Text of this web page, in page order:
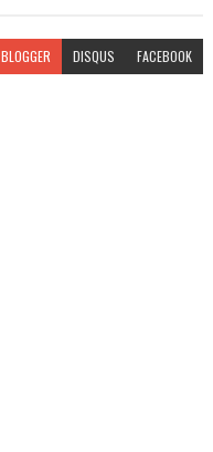
BLOGGER DISQUS FACEBOOK